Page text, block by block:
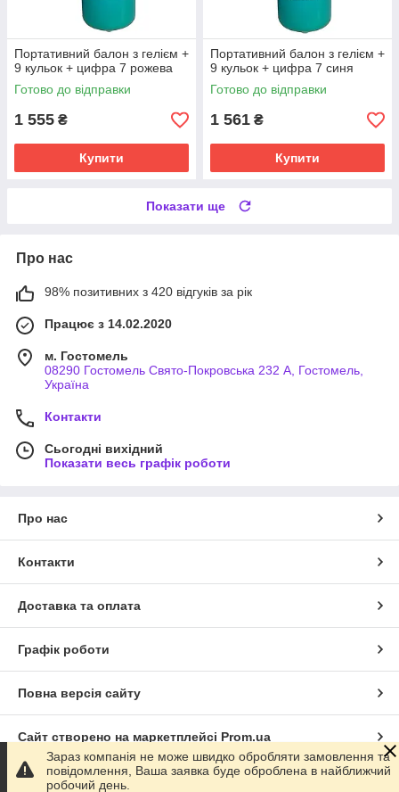
Портативний балон з гелієм +
9 кульок + цифра 7 рожева
Готово до відправки
1 555 ₴
Купити
Портативний балон з гелієм +
9 кульок + цифра 7 синя
Готово до відправки
1 561 ₴
Купити
Показати ще
Про нас
98% позитивних з 420 відгуків за рік
Працює з 14.02.2020
м. Гостомель
08290 Гостомель Свято-Покровська 232 А, Гостомель,
Україна
Контакти
Сьогодні вихідний
Показати весь графік роботи
Про нас
Контакти
Доставка та оплата
Графік роботи
Повна версія сайту
Сайт створено на маркетплейсі Prom.ua
Політика конфіденційності
Зараз компанія не може швидко обробляти замовлення та
повідомлення, Ваша заявка буде оброблена в найближчий
робочий день.